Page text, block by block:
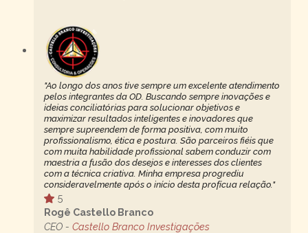
"Ao longo dos anos tive sempre um excelente atendimento
pelos integrantes da OD. Buscando sempre inovações e
ideias conciliatórias para solucionar objetivos e
maximizar resultados inteligentes e inovadores que
sempre supreendem de forma positiva, com muito
profissionalismo, ética e postura. São parceiros fiéis que
com muita habilidade profissional sabem conduzir com
maestria a fusão dos desejos e interesses dos clientes
com a técnica criativa. Minha empresa progrediu
consideravelmente após o início desta profícua relação."
5
Rogê Castello Branco
CEO - Castello Branco Investigações